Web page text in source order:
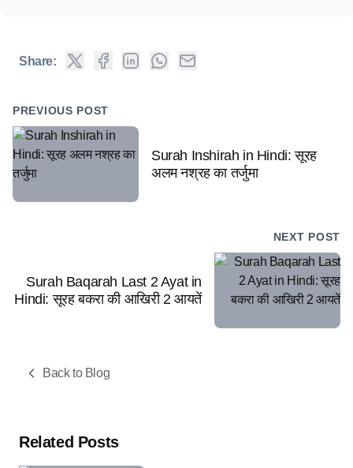
Share:
PREVIOUS POST
Surah Inshirah in Hindi: सूरह
अलम नश्रह का तर्जुमा
NEXT POST
Surah Baqarah Last 2 Ayat in
Hindi: सूरह बकरा की आखिरी 2 आयतें
Back to Blog
Related Posts